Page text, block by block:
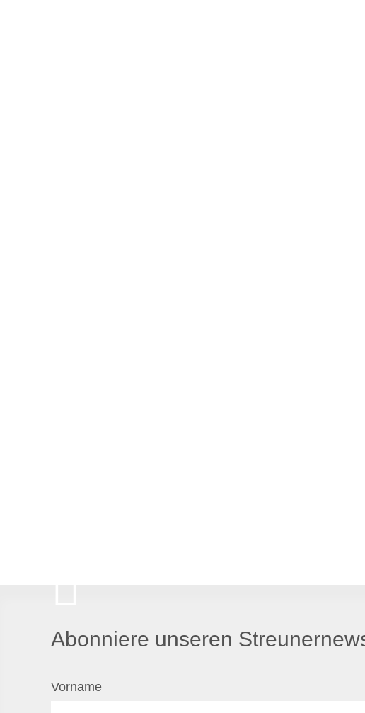
Abonniere unseren
Vorname